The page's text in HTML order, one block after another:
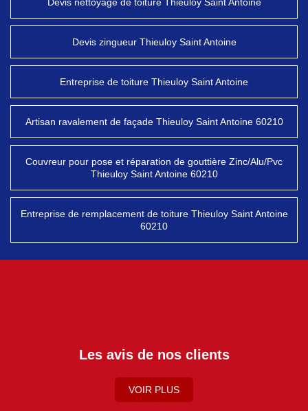
Devis zingueur Thieuloy Saint Antoine
Entreprise de toiture Thieuloy Saint Antoine
Artisan ravalement de façade Thieuloy Saint Antoine 60210
Couvreur pour pose et réparation de gouttière Zinc/Alu/Pvc
Thieuloy Saint Antoine 60210
Entreprise de remplacement de toiture Thieuloy Saint Antoine
60210
Les avis de nos clients
VOIR PLUS